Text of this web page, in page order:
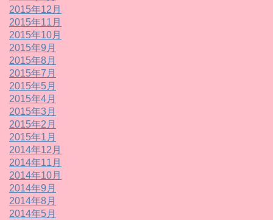
2015年12月
2015年11月
2015年10月
2015年9月
2015年8月
2015年7月
2015年5月
2015年4月
2015年3月
2015年2月
2015年1月
2014年12月
2014年11月
2014年10月
2014年9月
2014年8月
2014年5月